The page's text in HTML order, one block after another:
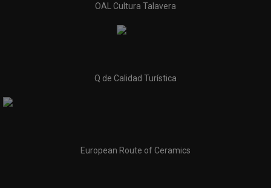
OAL Cultura Talavera
Q de Calidad Turística
European Route of Ceramics